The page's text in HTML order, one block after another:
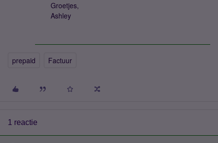
Groetjes,
Ashley
prepaid Factuur
1 reactie